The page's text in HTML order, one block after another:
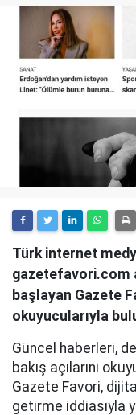
Türk internet
gazetefavori.com
başlayan Gazete
okuyucularıyla
Güncel haberleri,
bakış açılarını
Gazete Favori,
getirme iddiasıyla